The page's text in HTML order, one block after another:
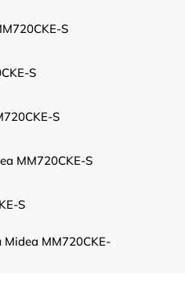
S
S
S
MM720CKE-S
S
MM720CKE-